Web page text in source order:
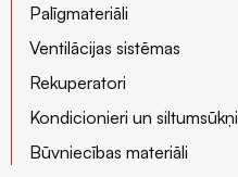
Palīgmateriāli
Ventilācijas sistēmas
Rekuperatori
Kondicionieri un siltumsūkņi
Būvniecības materiāli